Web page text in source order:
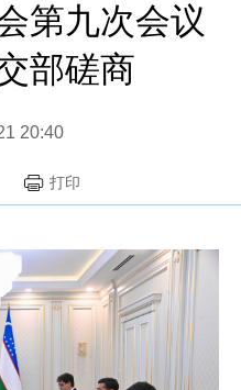
第九次会议
部磋商
20:40
打印